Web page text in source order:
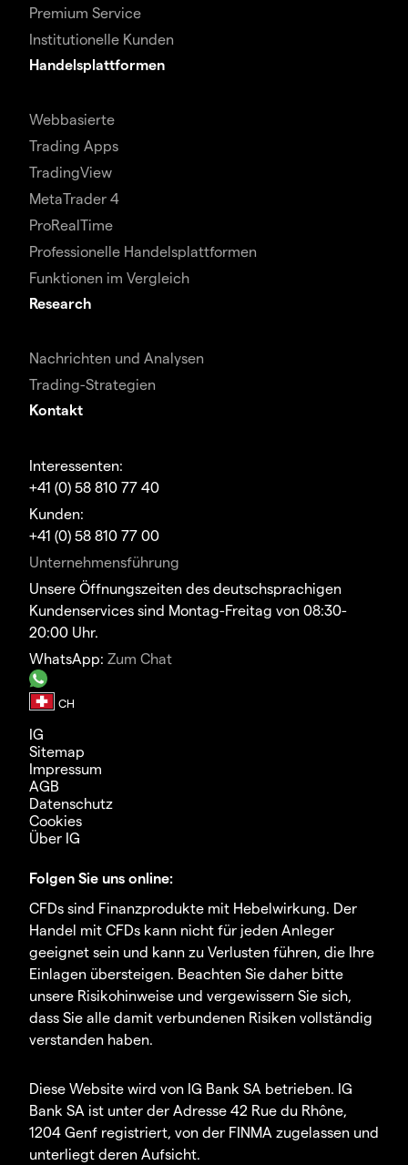
Premium Service
Institutionelle Kunden
Handelsplattformen
Webbasierte
Trading Apps
TradingView
MetaTrader 4
ProRealTime
Professionelle Handelsplattformen
Funktionen im Vergleich
Research
Nachrichten und Analysen
Trading-Strategien
Kontakt
Interessenten:
+41 (0) 58 810 77 40
Kunden:
+41 (0) 58 810 77 00
Unternehmensführung
Unsere Öffnungszeiten des deutschsprachigen
Kundenservices sind Montag-Freitag von 08:30-
20:00 Uhr.
WhatsApp: Zum Chat
IG
Sitemap
Impressum
AGB
Datenschutz
Cookies
Über IG
Folgen Sie uns online:
CFDs sind Finanzprodukte mit Hebelwirkung. Der
Handel mit CFDs kann nicht für jeden Anleger
geeignet sein und kann zu Verlusten führen, die Ihre
Einlagen übersteigen. Beachten Sie daher bitte
unsere Risikohinweise und vergewissern Sie sich,
dass Sie alle damit verbundenen Risiken vollständig
verstanden haben.
Diese Website wird von IG Bank SA betrieben. IG
Bank SA ist unter der Adresse 42 Rue du Rhône,
1204 Genf registriert, von der FINMA zugelassen und
unterliegt deren Aufsicht.